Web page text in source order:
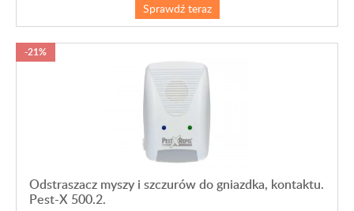
Sprawdź teraz
Odstraszacz myszy i szczurów do gniazdka, kontaktu.
Pest-X 500.2.
-21%